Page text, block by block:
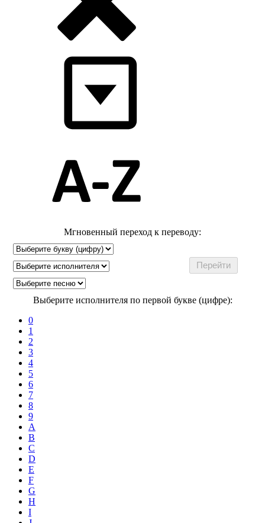
Мгновенный переход к переводу:
Выберите исполнителя по первой букве (цифре):
0
1
2
3
4
5
6
7
8
9
A
B
C
D
E
F
G
H
I